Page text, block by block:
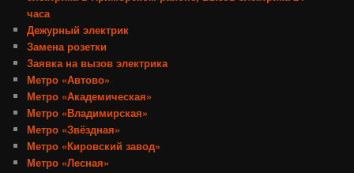
часа
Дежурный электрик
Замена розетки
Заявка на вызов электрика
Метро «Автово»
Метро «Академическая»
Метро «Владимирская»
Метро «Звёздная»
Метро «Кировский завод»
Метро «Лесная»